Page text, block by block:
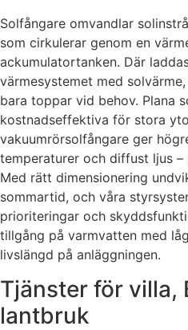
Solfångare omvandlar
som cirkulerar genom en
ackumulatortanken. Där
värmesystemet med
bara toppar vid behov. Plana
kostnadseffektiva för stora
vakuumrörsolfångare ger
temperaturer och diffust ljus
Med rätt dimensionering
sommartid, och våra
prioriteringar och
tillgång på varmvatten med
livslängd på anläggningen.
Tjänster för villa,
lantbruk